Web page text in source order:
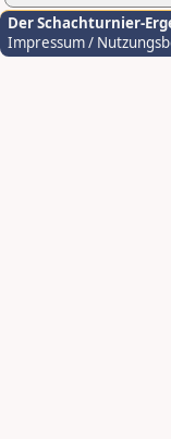
Der Schachturnier-
Impressum /